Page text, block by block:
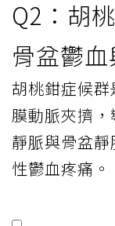
Q2：胡
骨盆鬱血
胡桃鉗症候
膜動脈夾擠
靜脈與骨盆
性鬱血疼痛。